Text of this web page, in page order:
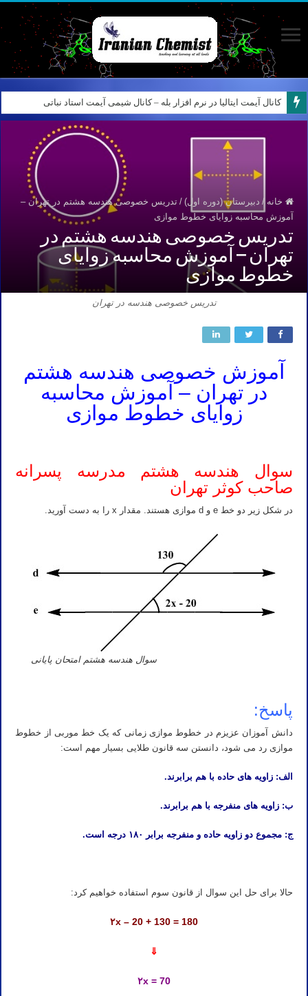
کانال آیمت ایتالیا در نرم افزار بله – کانال شیمی آیمت استاد نباتی
خانه / دبیرستان (دوره اول) / تدریس خصوصی هندسه هشتم در تهران –
آموزش محاسبه زوایای خطوط موازی
تدریس خصوصی هندسه هشتم در
تهران – آموزش محاسبه زوایای
خطوط موازی
تدریس خصوصی هندسه در تهران
آموزش خصوصی هندسه هشتم
در تهران – آموزش محاسبه
زوایای خطوط موازی
سوال هندسه هشتم مدرسه پسرانه
صاحب کوثر تهران
در شکل زیر دو خط e و d موازی هستند. مقدار x را به دست آورید.
سوال هندسه هشتم امتحان پایانی
پاسخ:
دانش آموزان عزیزم در خطوط موازی زمانی که یک خط موربی از خطوط
موازی رد می شود، دانستن سه قانون طلایی بسیار مهم است:
الف: زاویه های حاده با هم برابرند.
ب: زاویه های منفرجه با هم برابرند.
ج: مجموع دو زاویه حاده و منفرجه برابر ۱۸۰ درجه است.
حالا برای حل این سوال از قانون سوم استفاده خواهیم کرد:
۲x – 20 + 130 = 180
⇓
۲x = 70